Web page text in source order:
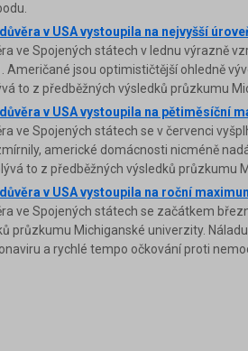
v USA vystoupila na nejvyšší
ve Spojených státech v lednu výrazně
Američané jsou optimističtější ohledně
to z předběžných výsledků průzkumu
v USA vystoupila na pětiměsíční
ve Spojených státech se v červenci
americké domácnosti nicméně
to z předběžných výsledků průzkumu
v USA vystoupila na roční
ve Spojených státech se začátkem
průzkumu Michiganské univerzity.
a rychlé tempo očkování proti